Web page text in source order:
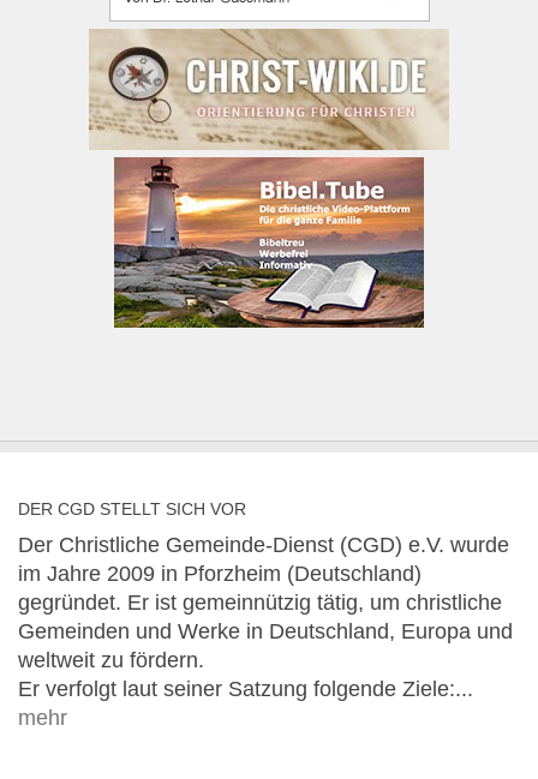
DER CGD STELLT SICH VOR
Der Christliche Gemeinde-Dienst (CGD) e.V. wurde
im Jahre 2009 in Pforzheim (Deutschland)
gegründet. Er ist gemeinnützig tätig, um christliche
Gemeinden und Werke in Deutschland, Europa und
weltweit zu fördern.
Er verfolgt laut seiner Satzung folgende Ziele:...
mehr